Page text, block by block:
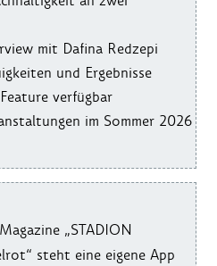
mit Dafina Redzepi
und Ergebnisse
verfügbar
im Sommer 2026
„STADION
steht eine eigene App